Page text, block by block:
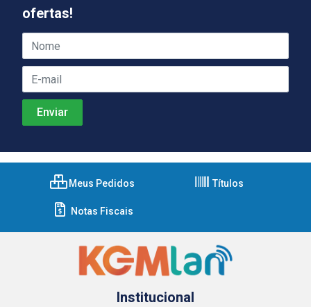
ofertas!
Meus Pedidos Títulos
Notas Fiscais
Institucional